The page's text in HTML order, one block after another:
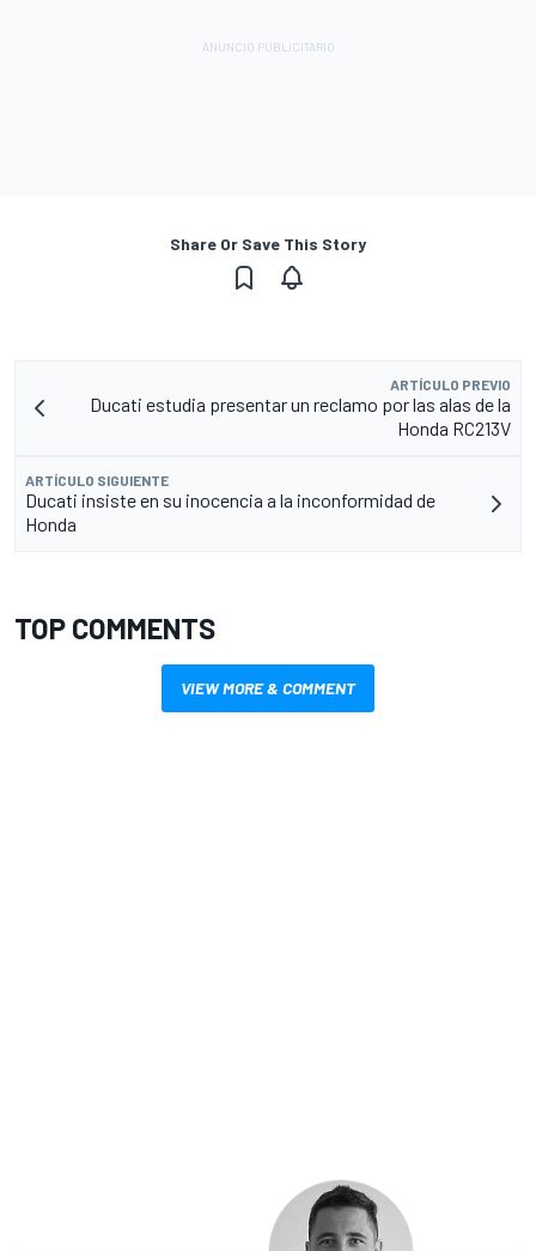
Share Or Save This Story
ARTÍCULO PREVIO
Ducati estudia presentar un reclamo por las alas de la
Honda RC213V
ARTÍCULO SIGUIENTE
Ducati insiste en su inocencia a la inconformidad de
Honda
TOP COMMENTS
VIEW MORE & COMMENT